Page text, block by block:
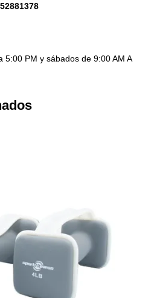
5:00 PM y sábados de 9:00 AM A